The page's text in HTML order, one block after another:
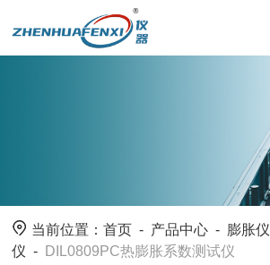
当前位置：首页 - 产品中心 - 膨胀仪
仪 - DIL0809PC热膨胀系数测试仪